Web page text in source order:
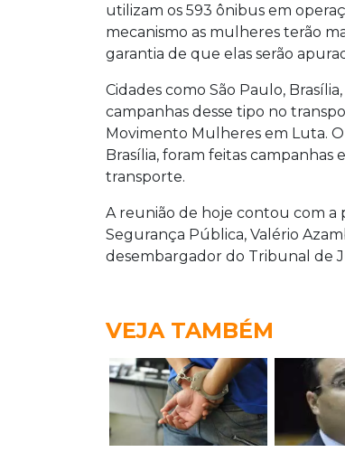
utilizam os 593 ônibus em
mecanismo as mulheres terão
garantia de que elas serão
Cidades como São Paulo,
campanhas desse tipo no
Movimento Mulheres em Luta. O
Brasília, foram feitas campanhas
transporte.
A reunião de hoje contou com a
Segurança Pública, Valério
desembargador do Tribunal de
VEJA TAMBÉM